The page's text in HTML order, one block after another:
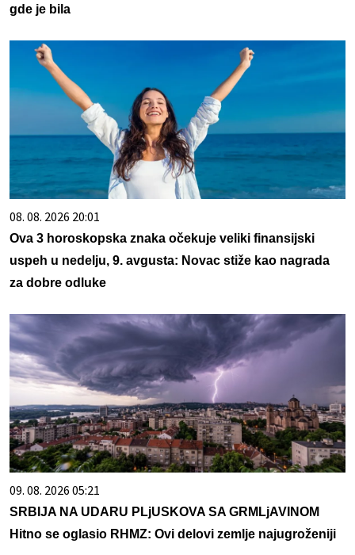
gde je bila
08. 08. 2026 20:01
Ova 3 horoskopska znaka očekuje veliki finansijski
uspeh u nedelju, 9. avgusta: Novac stiže kao nagrada
za dobre odluke
09. 08. 2026 05:21
SRBIJA NA UDARU PLjUSKOVA SA GRMLjAVINOM
Hitno se oglasio RHMZ: Ovi delovi zemlje najugroženiji